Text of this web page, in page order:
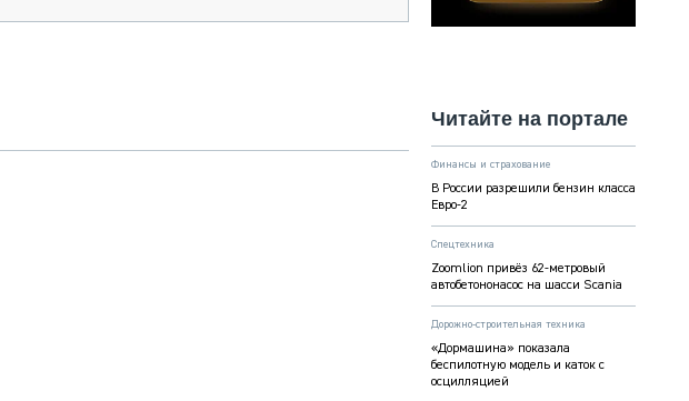
Читайте на портале
Финансы и страхование
В России разрешили бензин класса
Евро-2
Спецтехника
Zoomlion привёз 62-метровый
автобетононасос на шасси Scania
Дорожно-строительная техника
«Дормашина» показала
беспилотную модель и каток с
осцилляцией